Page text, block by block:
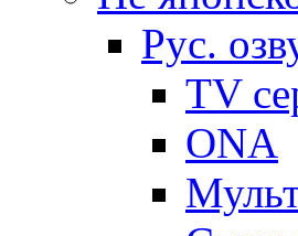
Рус.
TV
ONA